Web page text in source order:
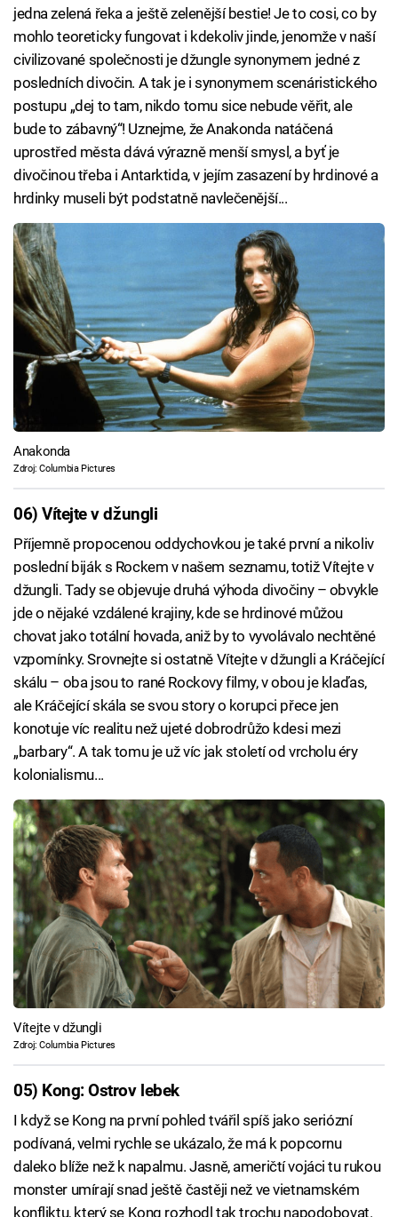
jedna zelená řeka a ještě zelenější bestie! Je to cosi, co by
mohlo teoreticky fungovat i kdekoliv jinde, jenomže v naší
civilizované společnosti je džungle synonymem jedné z
posledních divočin. A tak je i synonymem scenáristického
postupu „dej to tam, nikdo tomu sice nebude věřit, ale
bude to zábavný“! Uznejme, že Anakonda natáčená
uprostřed města dává výrazně menší smysl, a byť je
divočinou třeba i Antarktida, v jejím zasazení by hrdinové a
hrdinky museli být podstatně navlečenější...
Anakonda
Zdroj: Columbia Pictures
06) Vítejte v džungli
Příjemně propocenou oddychovkou je také první a nikoliv
poslední biják s Rockem v našem seznamu, totiž Vítejte v
džungli. Tady se objevuje druhá výhoda divočiny – obvykle
jde o nějaké vzdálené krajiny, kde se hrdinové můžou
chovat jako totální hovada, aniž by to vyvolávalo nechtěné
vzpomínky. Srovnejte si ostatně Vítejte v džungli a Kráčející
skálu – oba jsou to rané Rockovy filmy, v obou je klaďas,
ale Kráčející skála se svou story o korupci přece jen
konotuje víc realitu než ujeté dobrodrůžo kdesi mezi
„barbary“. A tak tomu je už víc jak století od vrcholu éry
kolonialismu...
Vítejte v džungli
Zdroj: Columbia Pictures
05) Kong: Ostrov lebek
I když se Kong na první pohled tvářil spíš jako seriózní
podívaná, velmi rychle se ukázalo, že má k popcornu
daleko blíže než k napalmu. Jasně, američtí vojáci tu rukou
monster umírají snad ještě častěji než ve vietnamském
konfliktu, který se Kong rozhodl tak trochu napodobovat.